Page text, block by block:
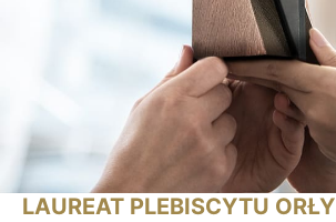
LAUREAT PLEBISCYTU ORŁY